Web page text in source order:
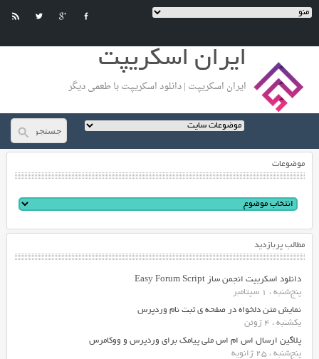
ایران اسکریپت
ایران اسکریپت | دانلود اسکریپت با طعمی دیگر
موضوعات
مطالب پربازدید
دانلود اسکریپت انجمن ساز Easy Forum Script
پنج‌شنبه ، 1 سپتامبر
نمایش متن دلخواه در صفحه ی ثبت نام وردپرس
یکشنبه ، 4 ژوئن
پلاگین ارسال اس ام اس ملی پیامک برای وردپرس و ووکامرس
پنج‌شنبه ، 25 ژانویه